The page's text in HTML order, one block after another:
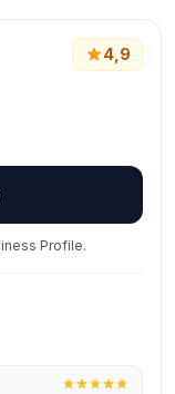
4,9
Profile.